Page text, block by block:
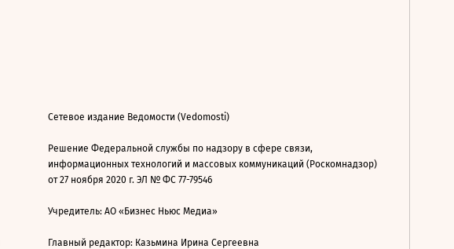
Сетевое издание Ведомости (Vedomosti)
Решение Федеральной службы по надзору в сфере связи,
информационных технологий и массовых коммуникаций (Роскомнадзор)
от 27 ноября 2020 г. ЭЛ № ФС 77-79546
Учредитель: АО «Бизнес Ньюс Медиа»
Главный редактор: Казьмина Ирина Сергеевна